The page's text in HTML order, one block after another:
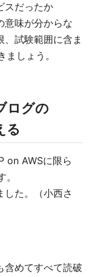
スだったか
意味が分からな
試験範囲に含ま
しょう。
ログの
る
on AWSに限ら
した。（小西さ
含めてすべて読破